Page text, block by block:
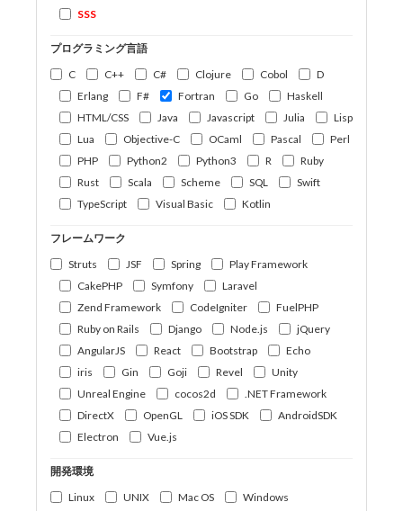
SSS
プログラミング言語
C
C++ C# Clojure Cobol
D
Erlang
F# Fortran Go
Haskell
HTML/CSS
Java Javascript Julia
Lisp
Lua
Objective-C OCaml Pascal
Perl
PHP
Python2 Python3 R
Ruby
Rust
Scala Scheme SQL
Swift
TypeScript
Visual Basic Kotlin
フレームワーク
Struts
JSF Spring
Play Framework
CakePHP
Symfony
Laravel
Zend Framework
CodeIgniter
FuelPHP
Ruby on Rails
Django Node.js
jQuery
AngularJS
React Bootstrap
Echo
iris
Gin Goji Revel
Unity
Unreal Engine
cocos2d
.NET Framework
DirectX
OpenGL iOS SDK
AndroidSDK
Electron
Vue.js
開発環境
Linux
UNIX Mac OS
Windows